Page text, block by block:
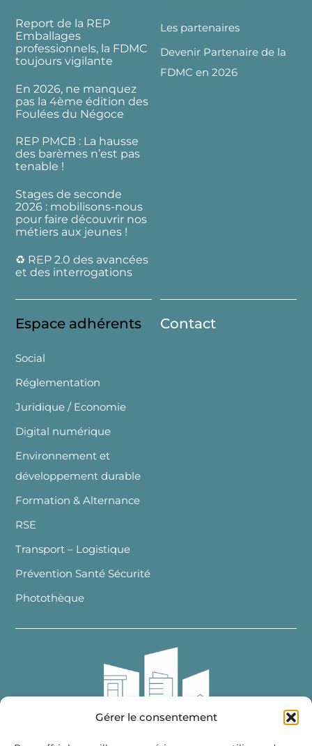
Gérer le consentement
Report de la REP
Emballages
professionnels, la FDMC
toujours vigilante
En 2026, ne manquez
pas la 4ème édition des
Foulées du Négoce
REP PMCB : La hausse
des barèmes n’est pas
tenable !
Stages de seconde
2026 : mobilisons-nous
pour faire découvrir nos
métiers aux jeunes !
♻️ REP 2.0 des avancées
et des interrogations
Les partenaires
Devenir Partenaire de la
FDMC en 2026
Espace adhérents
Social
Réglementation
Juridique / Economie
Digital numérique
Environnement et
développement durable
Formation & Alternance
RSE
Transport – Logistique
Prévention Santé Sécurité
Photothèque
Contact